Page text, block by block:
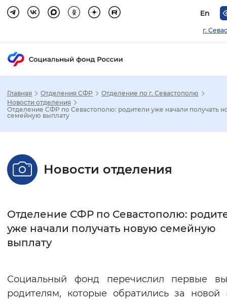
En
г.
Стандартный Увеличенный
Без засечек С засечками
Цвет сайта
Главная Отделения СФР
Отделение по г. Севастополю
Новости отделения
Отделение СФР по Севастополю: родители уже начали получать
семейную выплату
Новости отделения
Отделение СФР по Севастополю:
уже начали получать новую семейную
выплату
Социальный фонд перечислил первые
родителям, которые обратились за новой